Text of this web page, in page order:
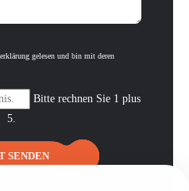
gelesen und bin mit deren
Bitte rechnen Sie 1 plus
5.
SENDEN